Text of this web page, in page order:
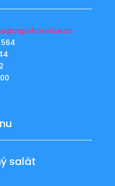
salát